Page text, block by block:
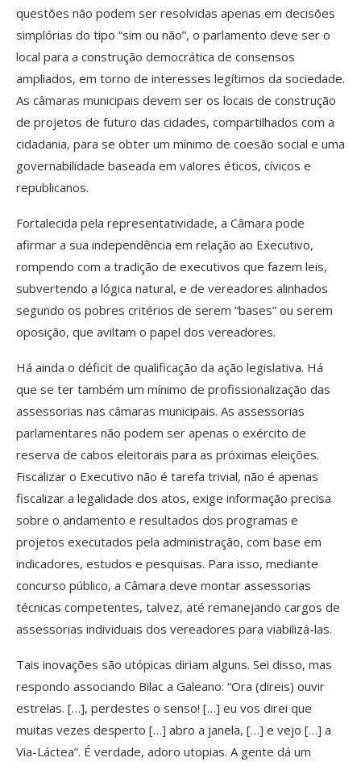
questões não podem ser resolvidas apenas em decisões
simplórias do tipo “sim ou não”, o parlamento deve ser o
local para a construção democrática de consensos
ampliados, em torno de interesses legítimos da sociedade.
As câmaras municipais devem ser os locais de construção
de projetos de futuro das cidades, compartilhados com a
cidadania, para se obter um mínimo de coesão social e uma
governabilidade baseada em valores éticos, cívicos e
republicanos.
Fortalecida pela representatividade, a Câmara pode
afirmar a sua independência em relação ao Executivo,
rompendo com a tradição de executivos que fazem leis,
subvertendo a lógica natural, e de vereadores alinhados
segundo os pobres critérios de serem “bases” ou serem
oposição, que aviltam o papel dos vereadores.
Há ainda o déficit de qualificação da ação legislativa. Há
que se ter também um mínimo de profissionalização das
assessorias nas câmaras municipais. As assessorias
parlamentares não podem ser apenas o exército de
reserva de cabos eleitorais para as próximas eleições.
Fiscalizar o Executivo não é tarefa trivial, não é apenas
fiscalizar a legalidade dos atos, exige informação precisa
sobre o andamento e resultados dos programas e
projetos executados pela administração, com base em
indicadores, estudos e pesquisas. Para isso, mediante
concurso público, a Câmara deve montar assessorias
técnicas competentes, talvez, até remanejando cargos de
assessorias individuais dos vereadores para viabilizá-las.
Tais inovações são utópicas diriam alguns. Sei disso, mas
respondo associando Bilac a Galeano: “Ora (direis) ouvir
estrelas. […], perdestes o senso! […] eu vos direi que
muitas vezes desperto […] abro a janela, […] e vejo […] a
Via-Láctea”. É verdade, adoro utopias. A gente dá um